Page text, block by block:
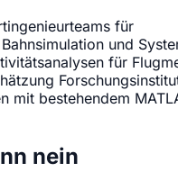
für
und
für
mit bestehendem
nein